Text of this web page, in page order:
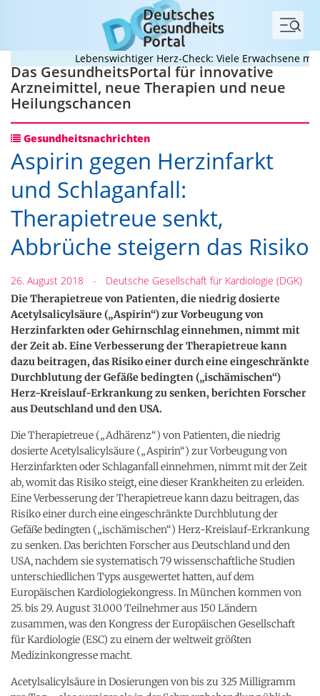
Menü
Lebenswichtiger Herz-Check: Viele Erwachsene mit
Das GesundheitsPortal für innovative
Arzneimittel, neue Therapien und neue
Heilungschancen
Gesundheitsnachrichten
Aspirin gegen Herzinfarkt
und Schlaganfall:
Therapietreue senkt,
Abbrüche steigern das Risiko
26. August 2018 - Deutsche Gesellschaft für Kardiologie (DGK)
Die Therapietreue von Patienten, die niedrig dosierte
Acetylsalicylsäure („Aspirin“) zur Vorbeugung von
Herzinfarkten oder Gehirnschlag einnehmen, nimmt mit
der Zeit ab. Eine Verbesserung der Therapietreue kann
dazu beitragen, das Risiko einer durch eine eingeschränkte
Durchblutung der Gefäße bedingten („ischämischen“)
Herz-Kreislauf-Erkrankung zu senken, berichten Forscher
aus Deutschland und den USA.
Die Therapietreue („Adhärenz“) von Patienten, die niedrig
dosierte Acetylsalicylsäure („Aspirin“) zur Vorbeugung von
Herzinfarkten oder Schlaganfall einnehmen, nimmt mit der Zeit
ab, womit das Risiko steigt, eine dieser Krankheiten zu erleiden.
Eine Verbesserung der Therapietreue kann dazu beitragen, das
Risiko einer durch eine eingeschränkte Durchblutung der
Gefäße bedingten („ischämischen“) Herz-Kreislauf-Erkrankung
zu senken. Das berichten Forscher aus Deutschland und den
USA, nachdem sie systematisch 79 wissenschaftliche Studien
unterschiedlichen Typs ausgewertet hatten, auf dem
Europäischen Kardiologiekongress. In München kommen von
25. bis 29. August 31.000 Teilnehmer aus 150 Ländern
zusammen, was den Kongress der Europäischen Gesellschaft
für Kardiologie (ESC) zu einem der weltweit größten
Medizinkongresse macht.
Acetylsalicylsäure in Dosierungen von bis zu 325 Milligramm